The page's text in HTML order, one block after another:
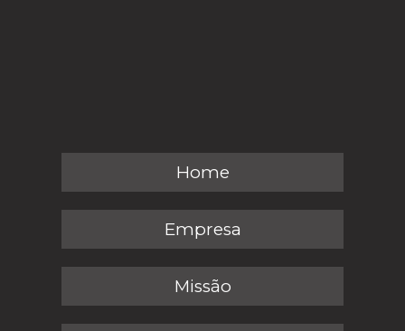
Home
Empresa
Missão